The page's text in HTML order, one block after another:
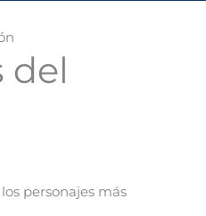
del
personajes más